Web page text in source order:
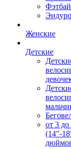
Женские
Детские
от 3 до
(14"-